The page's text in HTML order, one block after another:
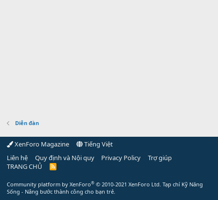
Diễn đàn
XenForo Magazine
Tiếng Việt
Liên hệ
Quy định và Nội quy Privacy Policy
Trợ giúp
TRANG CHỦ
R
Community platform by XenForo® © 2010-2021 XenForo Ltd. Tạp chí Kỹ Năng
Sống - Nâng bước thành công cho bạn trẻ.